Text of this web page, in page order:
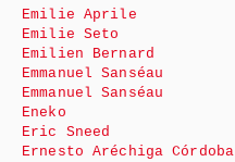
Emilie Aprile
Emilie Seto
Emilien Bernard
Emmanuel Sanséau
Emmanuel Sanséau
Eneko
Eric Sneed
Ernesto Aréchiga Córdoba